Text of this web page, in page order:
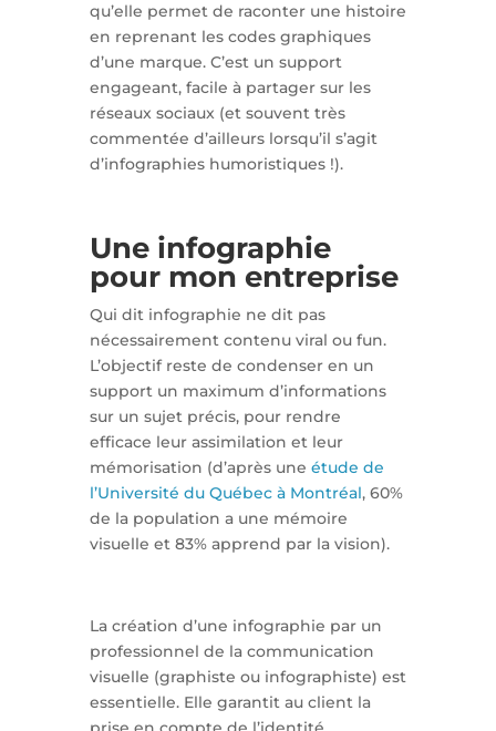
qu’elle permet de raconter une histoire
en reprenant les codes graphiques
d’une marque. C’est un support
engageant, facile à partager sur les
réseaux sociaux (et souvent très
commentée d’ailleurs lorsqu’il s’agit
d’infographies humoristiques !).
Une infographie
pour mon entreprise
Qui dit infographie ne dit pas
nécessairement contenu viral ou fun.
L’objectif reste de condenser en un
support un maximum d’informations
sur un sujet précis, pour rendre
efficace leur assimilation et leur
mémorisation (d’après une étude de
l’Université du Québec à Montréal, 60%
de la population a une mémoire
visuelle et 83% apprend par la vision).
La création d’une infographie par un
professionnel de la communication
visuelle (graphiste ou infographiste) est
essentielle. Elle garantit au client la